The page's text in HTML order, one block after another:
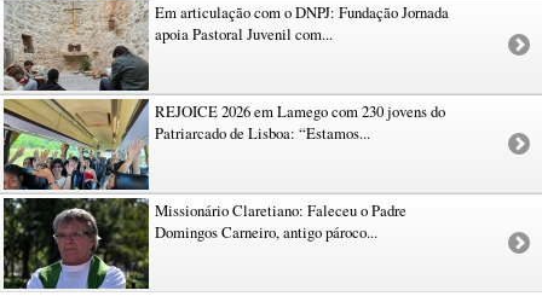
Em articulação com o DNPJ: Fundação Jornada
apoia Pastoral Juvenil com...
REJOICE 2026 em Lamego com 230 jovens do
Patriarcado de Lisboa: “Estamos...
Missionário Claretiano: Faleceu o Padre
Domingos Carneiro, antigo pároco...